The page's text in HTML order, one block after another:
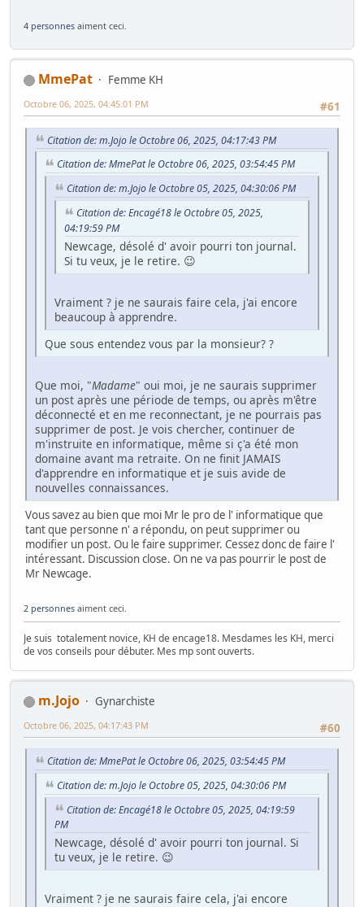
4 personnes aiment ceci.
MmePat
Femme KH
#61
Octobre 06, 2025, 04:45:01 PM
Citation de: m.Jojo le Octobre 06, 2025, 04:17:43 PM
Citation de: MmePat le Octobre 06, 2025, 03:54:45 PM
Citation de: m.Jojo le Octobre 05, 2025, 04:30:06 PM
Citation de: Encagé18 le Octobre 05, 2025,
04:19:59 PM
Newcage, désolé d' avoir pourri ton journal.
Si tu veux, je le retire. 😉
Vraiment ? je ne saurais faire cela, j'ai encore
beaucoup à apprendre.
Que sous entendez vous par la monsieur? ?
Que moi, "Madame" oui moi, je ne saurais supprimer
un post après une période de temps, ou après m'être
déconnecté et en me reconnectant, je ne pourrais pas
supprimer de post. Je vois chercher, continuer de
m'instruite en informatique, même si ç'a été mon
domaine avant ma retraite. On ne finit JAMAIS
d'apprendre en informatique et je suis avide de
nouvelles connaissances.
Vous savez au bien que moi Mr le pro de l' informatique que
tant que personne n' a répondu, on peut supprimer ou
modifier un post. Ou le faire supprimer. Cessez donc de faire l'
intéressant. Discussion close. On ne va pas pourrir le post de
Mr Newcage.
2 personnes aiment ceci.
Je suis totalement novice, KH de encage18. Mesdames les KH, merci
de vos conseils pour débuter. Mes mp sont ouverts.
m.Jojo
Gynarchiste
#60
Octobre 06, 2025, 04:17:43 PM
Citation de: MmePat le Octobre 06, 2025, 03:54:45 PM
Citation de: m.Jojo le Octobre 05, 2025, 04:30:06 PM
Citation de: Encagé18 le Octobre 05, 2025, 04:19:59
PM
Newcage, désolé d' avoir pourri ton journal. Si
tu veux, je le retire. 😉
Vraiment ? je ne saurais faire cela, j'ai encore